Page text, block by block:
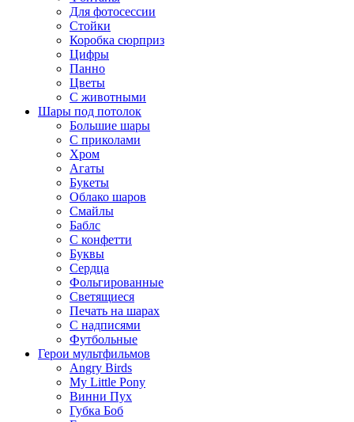
Для фотосессии
Стойки
Коробка сюрприз
Цифры
Панно
Цветы
С животными
Шары под потолок
Большие шары
С приколами
Хром
Агаты
Букеты
Облако шаров
Смайлы
Баблс
С конфетти
Буквы
Сердца
Фольгированные
Светящиеся
Печать на шарах
С надписями
Футбольные
Герои мультфильмов
Angry Birds
My Little Pony
Винни Пух
Губка Боб